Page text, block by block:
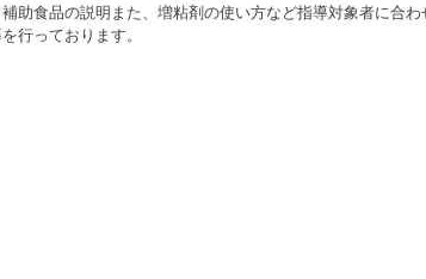
助食品の説明また、増粘剤の使い方など指導対象者に合わ
行っております。